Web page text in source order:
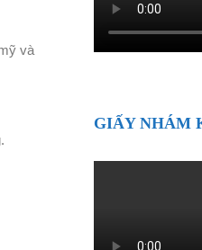
và
GIẤY NHÁM